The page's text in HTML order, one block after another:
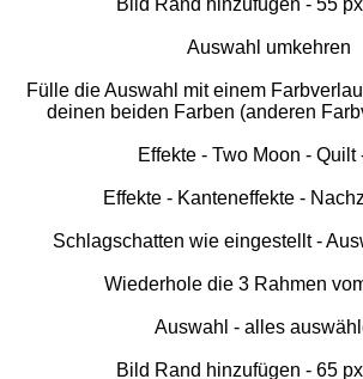
Bild Rand hinzufügen - 55
Auswahl umkehren
Fülle die Auswahl mit einem
deinen beiden Farben (anderen
Effekte - Two Moon - Quilt
Effekte - Kanteneffekte -
Schlagschatten wie eingestellt -
Wiederhole die 3 Rahmen
Auswahl - alles
Bild Rand hinzufügen - 65